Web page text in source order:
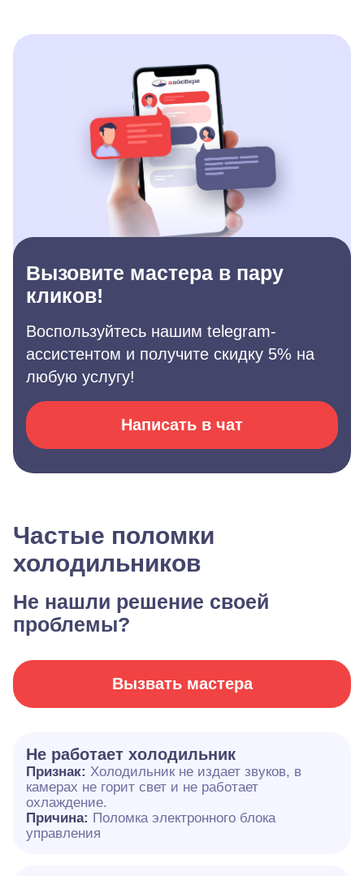
Вызовите мастера в пару
кликов!
Воспользуйтесь нашим telegram-
ассистентом и получите скидку 5% на
любую услугу!
Написать в чат
Частые поломки
холодильников
Не нашли решение своей
проблемы?
Вызвать мастера
Не работает холодильник
Признак: Холодильник не издает звуков, в
камерах не горит свет и не работает
охлаждение.
Причина: Поломка электронного блока
управления